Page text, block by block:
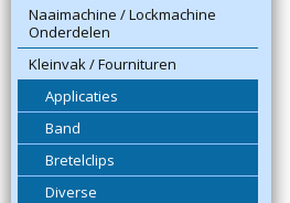
Naaimachine / Lockmachine
Onderdelen
Kleinvak / Fournituren
Applicaties
Band
Bretelclips
Diverse